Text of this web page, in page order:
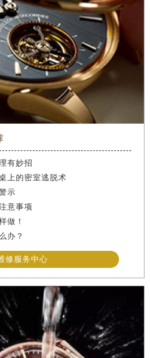
有妙招
上的密室逃脱术
示
意事项
做！
办？
修服务中心